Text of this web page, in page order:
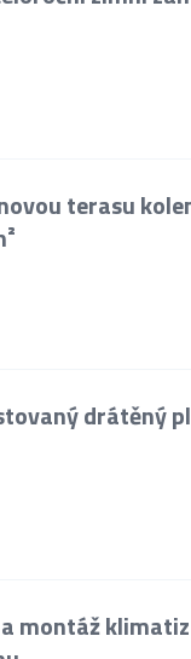
terasu
drátěný
montáž